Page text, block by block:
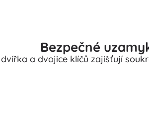
Bezpečné
a dvojice klíčů zajišťují